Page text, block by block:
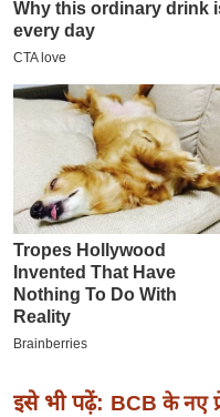
इ
म
ई
-
मि
सा
ल
बे
सा
इसे भी पढ़ें: BCB के नए